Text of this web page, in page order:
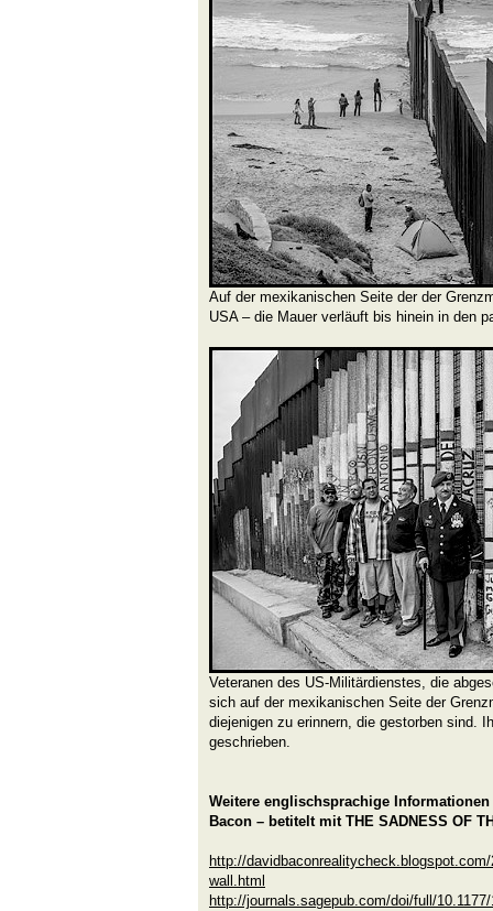
Auf der mexikanischen Seite der der
USA – die Mauer verläuft bis hinein in den
Veteranen des US-Militärdienstes, die
sich auf der mexikanischen Seite der
diejenigen zu erinnern, die gestorben sind.
geschrieben.
Weitere englischsprachige
Bacon – betitelt mit THE SADNESS OF
http://
wall.html
http://journals.sagepub.com/doi/full/